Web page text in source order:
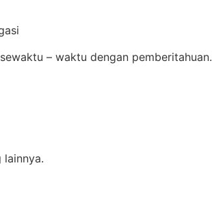
– waktu dengan pemberitahuan.
lainnya.